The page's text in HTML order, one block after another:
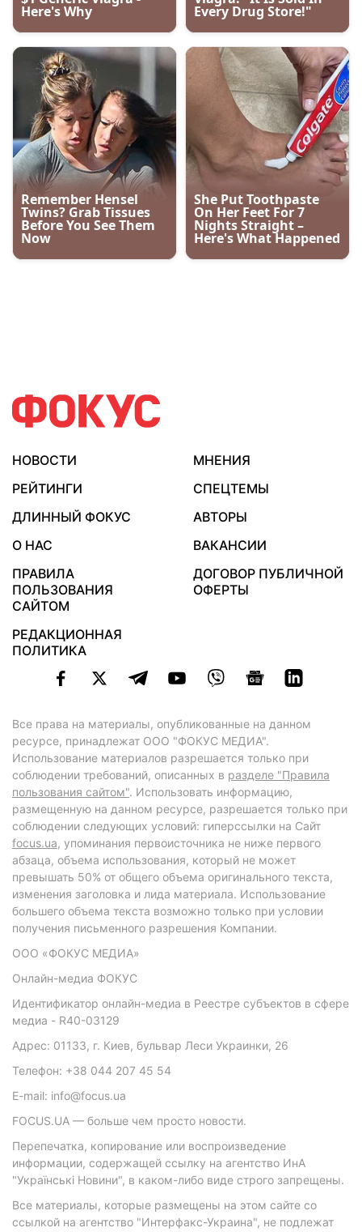
НОВОСТИ
МНЕНИЯ
РЕЙТИНГИ
СПЕЦТЕМЫ
ДЛИННЫЙ ФОКУС
АВТОРЫ
О НАС
ВАКАНСИИ
ПРАВИЛА
ПОЛЬЗОВАНИЯ
САЙТОМ
ДОГОВОР ПУБЛИЧНОЙ
ОФЕРТЫ
РЕДАКЦИОННАЯ
ПОЛИТИКА
Все права на материалы, опубликованные на данном
ресурсе, принадлежат ООО "ФОКУС МЕДИА".
Использование материалов разрешается только при
соблюдении требований, описанных в разделе "Правила
пользования сайтом". Использовать информацию,
размещенную на данном ресурсе, разрешается только при
соблюдении следующих условий: гиперссылки на Сайт
focus.ua, упоминания первоисточника не ниже первого
абзаца, объема использования, который не может
превышать 50% от общего объема оригинального текста,
изменения заголовка и лида материала. Использование
большего объема текста возможно только при условии
получения письменного разрешения Компании.
ООО «ФОКУС МЕДИА»
Онлайн-медиа ФОКУС
Идентификатор онлайн-медиа в Реестре субъектов в сфере
медиа - R40-03129
Адрес: 01133, г. Киев, бульвар Леси Украинки, 26
Телефон: +38 044 207 45 54
E-mail: info@focus.ua
FOCUS.UA — больше чем просто новости.
Перепечатка, копирование или воспроизведение
информации, содержащей ссылку на агентство ИнА
"Українські Новини", в каком-либо виде строго запрещены.
Все материалы, которые размещены на этом сайте со
ссылкой на агентство "Интерфакс-Украина", не подлежат